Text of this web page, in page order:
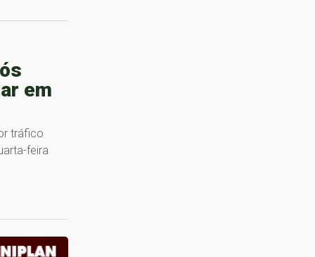
em
tráfico
feira